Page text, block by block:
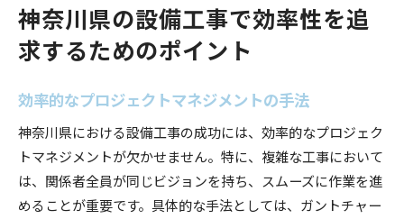
神奈川県の設備工事で効率性を追
求するためのポイント
効率的なプロジェクトマネジメントの手法
神奈川県における設備工事の成功には、効率的なプロジェク
トマネジメントが欠かせません。特に、複雑な工事において
は、関係者全員が同じビジョンを持ち、スムーズに作業を進
めることが重要です。具体的な手法としては、ガントチャー